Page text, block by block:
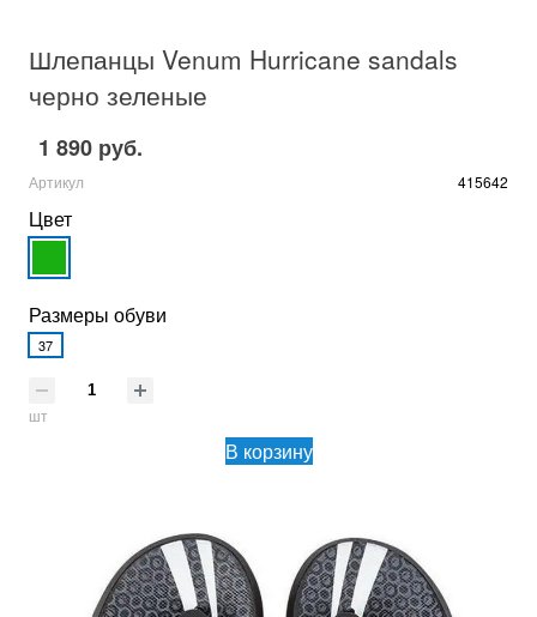
Шлепанцы Venum Hurricane sandals
черно зеленые
1 890 руб.
Артикул 415642
Цвет
Размеры обуви
37
шт
В корзину